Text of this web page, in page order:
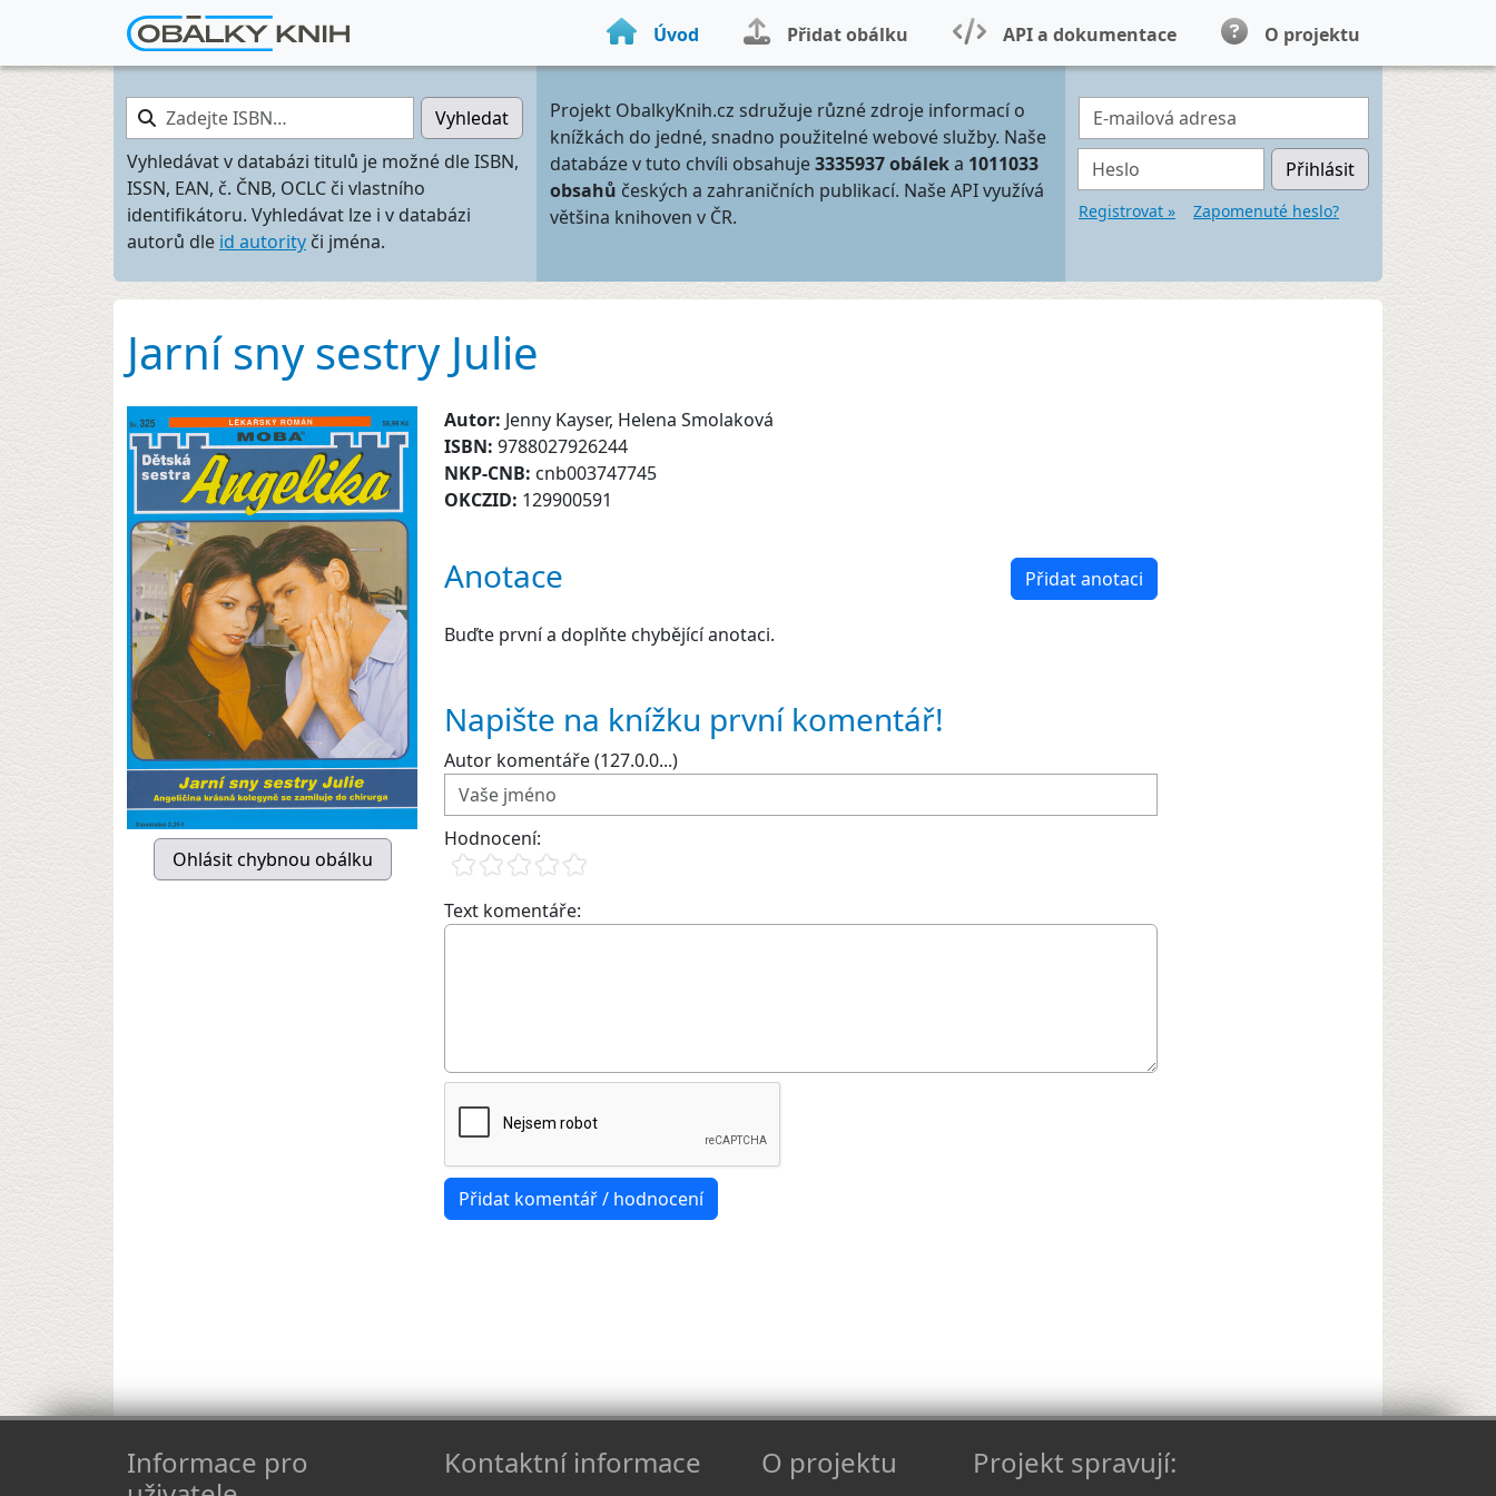
Úvod Přidat obálku API a dokumentace O projektu
Zadejte ISBN…
Vyhledat
Vyhledávat v databázi titulů je možné dle ISBN,
ISSN, EAN, č. ČNB, OCLC či vlastního
identifikátoru. Vyhledávat lze i v databázi
autorů dle id autority či jména.
Projekt ObalkyKnih.cz sdružuje různé zdroje informací o
knížkách do jedné, snadno použitelné webové služby. Naše
databáze v tuto chvíli obsahuje3335937 obáleka 1011033
obsahů českých a zahraničních publikací. Naše API využívá
většina knihoven v ČR.
E-mailová adresa
Heslo Přihlásit
Registrovat » Zapomenuté heslo?
Jarní sny sestry Julie
Autor: Jenny Kayser, Helena Smolaková
ISBN: 9788027926244
NKP-CNB: cnb003747745
OKCZID: 129900591
Anotace Přidat anotaci
Buďte první a doplňte chybějící anotaci.
Napište na knížku první komentář!
Autor komentáře (127.0.0...)
Hodnocení:
Text komentáře:
Informace pro
Kontaktní informace O projektu Projekt spravují: